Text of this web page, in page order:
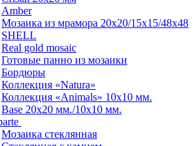
Amber
Мозаика из мрамора 20х20/15х15/48х48
SHELL
Real gold mosaic
Готовые панно из мозаики
Бордюры
Коллекция «Natura»
Коллекция «Animals» 10х10 мм.
Base 20x20 мм./10х10 мм.
Мозаика стеклянная